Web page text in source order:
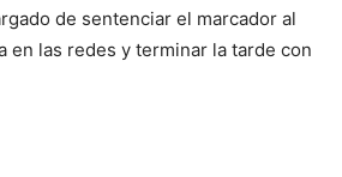
de sentenciar el marcador al
en las redes y terminar la tarde con